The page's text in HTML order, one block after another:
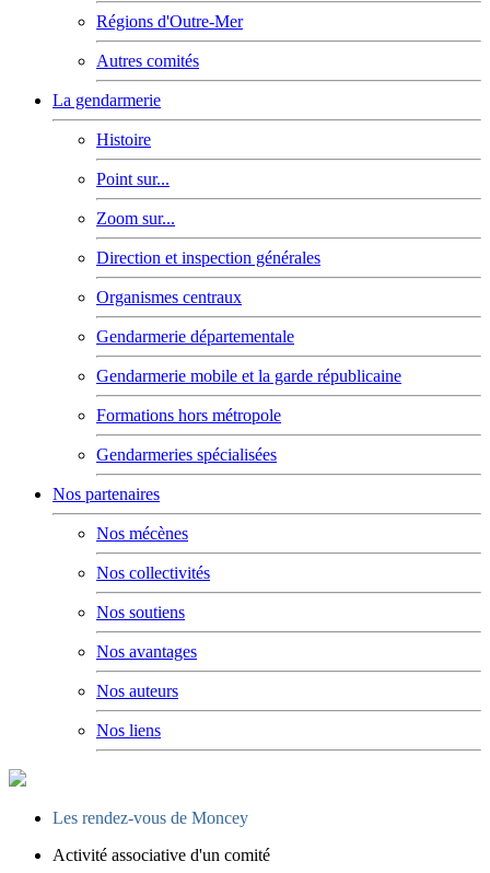
Régions d'Outre-Mer
Autres comités
La gendarmerie
Histoire
Point sur...
Zoom sur...
Direction et inspection générales
Organismes centraux
Gendarmerie départementale
Gendarmerie mobile et la garde républicaine
Formations hors métropole
Gendarmeries spécialisées
Nos partenaires
Nos mécènes
Nos collectivités
Nos soutiens
Nos avantages
Nos auteurs
Nos liens
Les rendez-vous de Moncey
Activité associative d'un comité